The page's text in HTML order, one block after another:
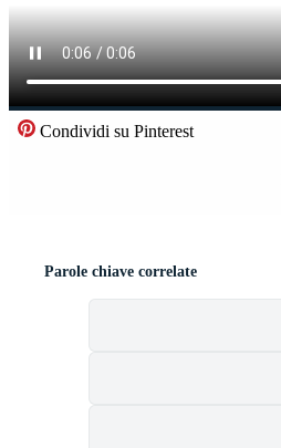
Condividi su Pinterest
Parole chiave correlate